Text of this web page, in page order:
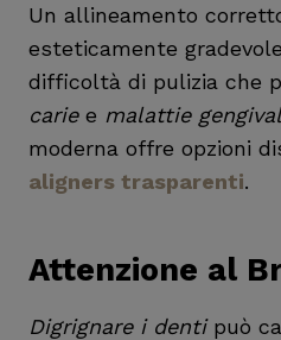
Un allineamento
esteticamente
difficoltà di pulizia che
cariee malattie
moderna offre opzioni
aligners trasparenti.
Attenzione al
Digrignare i dentipuò